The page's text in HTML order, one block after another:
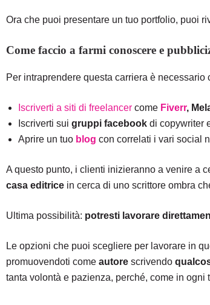
Ora che puoi presentare un tuo portfolio, puoi
Come faccio a farmi conoscere e
Per intraprendere questa carriera è
Iscriverti a siti di freelancer come Fiverr,
Iscriverti sui gruppi facebook di copywriter
Aprire un tuo blog con correlati i vari social
A questo punto, i clienti inizieranno a venire a
casa editrice in cerca di uno scrittore ombra
Ultima possibilità: potresti lavorare
Le opzioni che puoi scegliere per lavorare in
promuovendoti come autore scrivendo
tanta volontà e pazienza, perché, come in